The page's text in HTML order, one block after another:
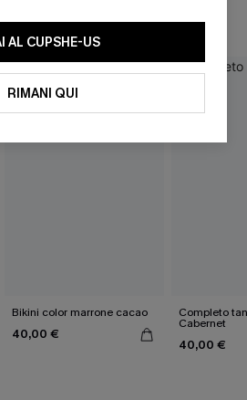
ANCHE
Bikini color marrone cacao
40,00 €
Completo
Cabernet
40,00 €
AL CUPSHE-US
RIMANI QUI